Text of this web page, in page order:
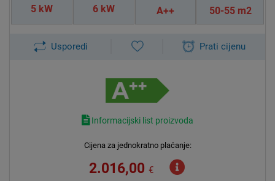
5 kW 6 kW A++ 50-55 m2
Usporedi Prati cijenu
Informacijski list proizvoda
Cijena za jednokratno plaćanje:
2.016,00 €